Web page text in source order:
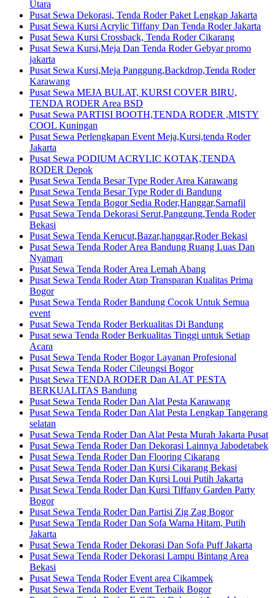
Utara
Pusat Sewa Dekorasi, Tenda Roder Paket Lengkap Jakarta
Pusat Sewa Kursi Acrylic Tiffany Dan Tenda Roder Jakarta
Pusat Sewa Kursi Crossback, Tenda Roder Cikarang
Pusat Sewa Kursi,Meja Dan Tenda Roder Gebyar promo
jakarta
Pusat Sewa Kursi,Meja Panggung,Backdrop,Tenda Roder
Karawang
Pusat Sewa MEJA BULAT, KURSI COVER BIRU,
TENDA RODER Area BSD
Pusat Sewa PARTISI BOOTH,TENDA RODER ,MISTY
COOL Kuningan
Pusat Sewa Perlengkapan Event Meja,Kursi,tenda Roder
Jakarta
Pusat Sewa PODIUM ACRYLIC KOTAK,TENDA
RODER Depok
Pusat Sewa Tenda Besar Type Roder Area Karawang
Pusat Sewa Tenda Besar Type Roder di Bandung
Pusat Sewa Tenda Bogor Sedia Roder,Hanggar,Sarnafil
Pusat Sewa Tenda Dekorasi Serut,Panggung,Tenda Roder
Bekasi
Pusat Sewa Tenda Kerucut,Bazar,hanggar,Roder Bekasi
Pusat Sewa Tenda Roder Area Bandung Ruang Luas Dan
Nyaman
Pusat Sewa Tenda Roder Area Lemah Abang
Pusat Sewa Tenda Roder Atap Transparan Kualitas Prima
Bogor
Pusat Sewa Tenda Roder Bandung Cocok Untuk Semua
event
Pusat Sewa Tenda Roder Berkualitas Di Bandung
Pusat sewa Tenda Roder Berkualitas Tinggi untuk Setiap
Acara
Pusat Sewa Tenda Roder Bogor Layanan Profesional
Pusat Sewa Tenda Roder Cileungsi Bogor
Pusat Sewa TENDA RODER Dan ALAT PESTA
BERKUALITAS Bandung
Pusat Sewa Tenda Roder Dan Alat Pesta Karawang
Pusat Sewa Tenda Roder Dan Alat Pesta Lengkap Tangerang
selatan
Pusat Sewa Tenda Roder Dan Alat Pesta Murah Jakarta Pusat
Pusat Sewa Tenda Roder Dan Dekorasi Lainnya Jabodetabek
Pusat Sewa Tenda Roder Dan Flooring Cikarang
Pusat Sewa Tenda Roder Dan Kursi Cikarang Bekasi
Pusat Sewa Tenda Roder Dan Kursi Loui Putih Jakarta
Pusat Sewa Tenda Roder Dan Kursi Tiffany Garden Party
Bogor
Pusat Sewa Tenda Roder Dan Partisi Zig Zag Bogor
Pusat Sewa Tenda Roder Dan Sofa Warna Hitam, Putih
Jakarta
Pusat Sewa Tenda Roder Dekorasi Dan Sofa Puff Jakarta
Pusat Sewa Tenda Roder Dekorasi Lampu Bintang Area
Bekasi
Pusat Sewa Tenda Roder Event area Cikampek
Pusat Sewa Tenda Roder Event Terbaik Bogor